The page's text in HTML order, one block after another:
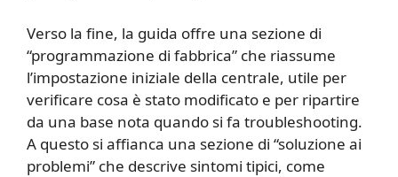
Verso la fine, la guida offre una sezione di
“programmazione di fabbrica” che riassume
l’impostazione iniziale della centrale, utile per
verificare cosa è stato modificato e per ripartire
da una base nota quando si fa troubleshooting.
A questo si affianca una sezione di “soluzione ai
problemi” che descrive sintomi tipici, come